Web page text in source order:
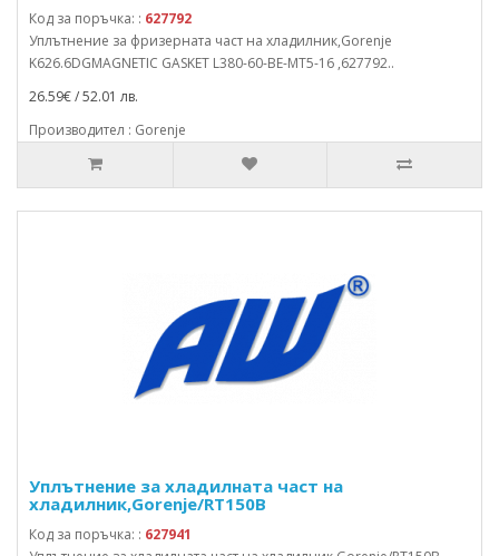
Код за поръчка: : 627792
Уплътнение за фризерната част на хладилник,Gorenje
K626.6DGMAGNETIC GASKET L380-60-BE-MT5-16 ,627792..
26.59€ / 52.01 лв.
Производител : Gorenje
Уплътнение за хладилната част на
хладилник,Gorenje/RT150B
Код за поръчка: : 627941